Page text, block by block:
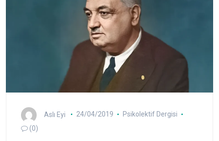
Aslı Eyi 24/04/2019
Psikolektif Dergisi
(0)